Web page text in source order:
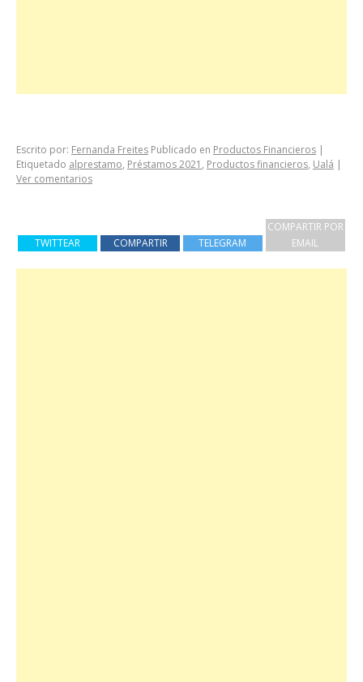
Escrito por: Fernanda Freites Publicado en Productos Financieros |
Etiquetado alprestamo, Préstamos 2021 , Productos financieros, Ualá |
Ver comentarios
TWITTEAR COMPARTIR TELEGRAM
COMPARTIR POR
EMAIL